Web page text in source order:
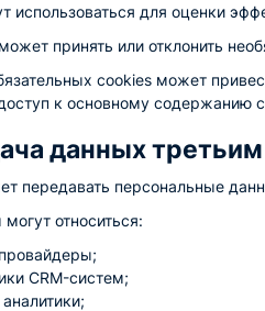
использоваться для оценки
принять или отклонить
cookies может
к основному содержанию
данных
передавать персональные
относиться:
CRM-систем;